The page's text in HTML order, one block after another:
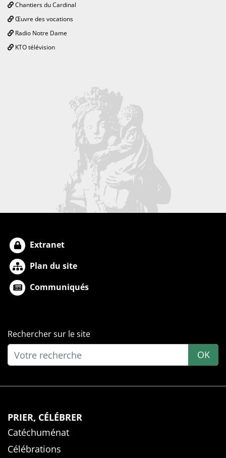
Chantiers du Cardinal
Œuvre des vocations
Radio Notre Dame
KTO télévision
Extranet
Plan du site
Communiqués
Rechercher sur le site
OK
PRIER, CÉLÉBRER
Catéchuménat
Célébrations